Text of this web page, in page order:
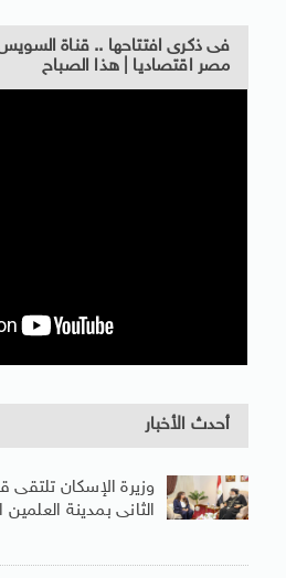
فى ذكرى افتتاحها .. قناة السويس
مصر اقتصاديا | هذا الصباح
أحدث الأخبار
وزيرة الإسكان تلتقى
الثانى بمدينة العلمين